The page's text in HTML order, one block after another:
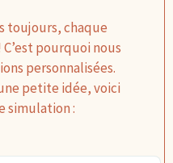
toujours, chaque
pourquoi nous
personnalisées.
petite idée, voici
simulation :